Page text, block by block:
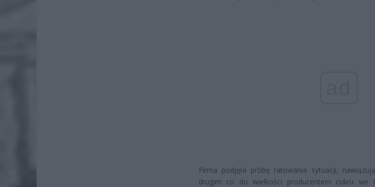
Firma podjęła próbę ratowania sytuacji,
drugim co do wielkości producentem cukru we